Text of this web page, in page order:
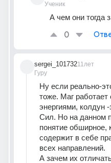
Ученик
А чем они тогда
0
sergei_101732
Гуру
11лет
Ну если реально-
тоже. Маг работает
энергиями, колдун
Сил. Но на данном
понятие обширное,
содержит в себе
всех направлений.
А зачем их